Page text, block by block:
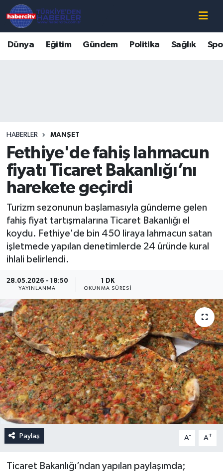
Dünya Eğitim Gündem Politika Sağlık
HABERLER MANŞET
Fethiye'de fahiş lahmacun
fiyatı Ticaret Bakanlığı’nı
harekete geçirdi
Turizm sezonunun başlamasıyla gündeme gelen
fahiş fiyat tartışmalarına Ticaret Bakanlığı el
koydu. Fethiye'de bin 450 liraya lahmacun satan
işletmede yapılan denetimlerde 24 üründe kural
ihlali belirlendi.
28.05.2026 - 18:50
YAYINLANMA
1 DK
OKUNMA SÜRESI
Paylaş A- A+
Ticaret Bakanlığı’ndan yapılan paylaşımda;
Süper Lig Puan Durumu ve Fikstür
Tüm Manşetler
Son Dakika Haberleri
Haber Arşivi